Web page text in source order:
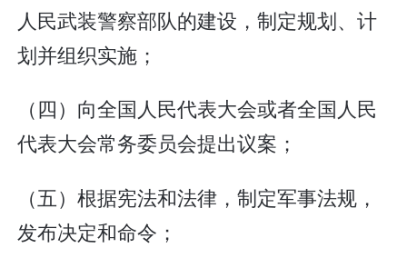
人民武装警察部队的建设，制定规划、计
划并组织实施；
（四）向全国人民代表大会或者全国人民
代表大会常务委员会提出议案；
（五）根据宪法和法律，制定军事法规，
发布决定和命令；